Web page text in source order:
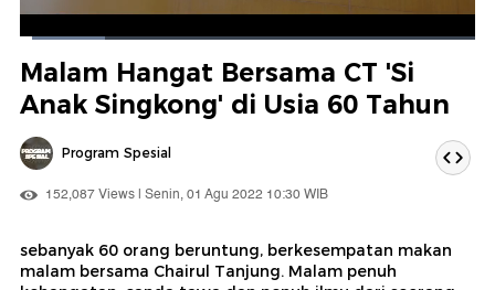
Berhenti
Hidup
Dimuat:
Malam Hangat Bersama CT 'Si
Anak Singkong' di Usia 60 Tahun
Program Spesial
152,087 Views | Senin, 01 Agu 2022 10:30 WIB
sebanyak 60 orang beruntung, berkesempatan makan
malam bersama Chairul Tanjung. Malam penuh